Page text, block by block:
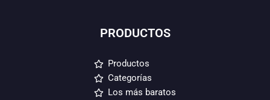
PRODUCTOS
Productos
Categorías
Los más baratos